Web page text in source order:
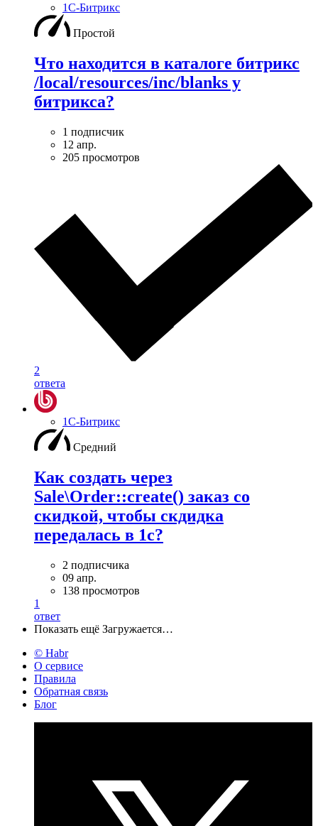
1С-Битрикс
Простой
Что находится в каталоге битрикс
/local/resources/inc/blanks у
битрикса?
1 подписчик
12 апр.
205 просмотров
2
ответа
1С-Битрикс
Средний
Как создать через
Sale\Order::create() заказ со
скидкой, чтобы скдидка
передалась в 1с?
2 подписчика
09 апр.
138 просмотров
1
ответ
Показать ещё Загружается…
© Habr
О сервисе
Правила
Обратная связь
Блог